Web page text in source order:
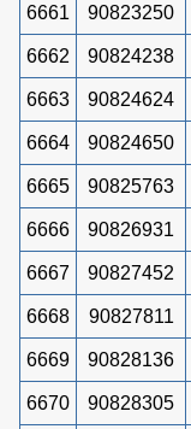
6661 90823250
6662 90824238
6663 90824624
6664 90824650
6665 90825763
6666 90826931
6667 90827452
6668 90827811
6669 90828136
6670 90828305